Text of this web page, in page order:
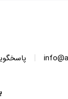
| پاسخگویی 24 ساعته | قم، چهارراه غفاری، روبروی پاساژ